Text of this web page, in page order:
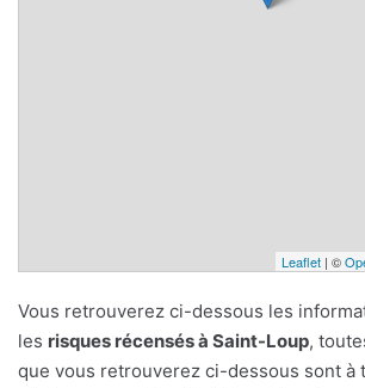
Leaflet | ©
Vous retrouverez ci-dessous les
les risques récensés à Saint-Loup,
que vous retrouverez ci-dessous sont à